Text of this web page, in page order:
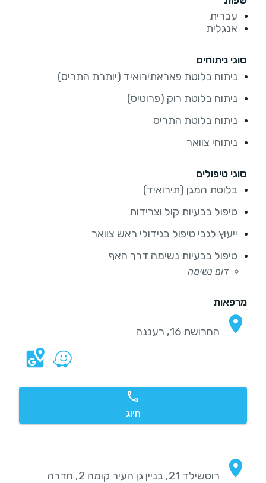
עברית
אנגלית
סוגי ניתוחים
ניתוח בלוטת פאראתירואיד (יותרת התריס)
ניתוח בלוטת רוק (פרוטיס)
ניתוח בלוטת התריס
ניתוחי צוואר
סוגי טיפולים
בלוטת המגן (תירואיד)
טיפול בבעיות קול וצרידות
ייעוץ לגבי טיפול בגידולי ראש צוואר
טיפול בבעיות נשימה דרך האף
דום נשימה
מרפאות
החרושת 16, רעננה
חיוג
רוטשילד 21, בניין גן העיר קומה 2, חדרה